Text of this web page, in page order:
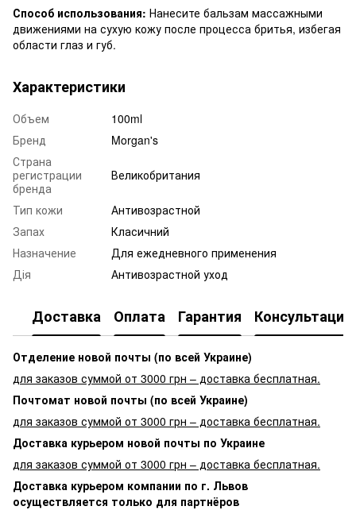
Способ использования: Нанесите бальзам массажными
движениями на сухую кожу после процесса бритья, избегая
области глаз и губ.
Характеристики
Объем
100ml
Бренд
Morgan's
Страна
регистрации
бренда
Великобритания
Тип кожи
Антивозрастной
Запах
Класичний
Назначение
Для ежедневного применения
Дія
Антивозрастной уход
Доставка Оплата Гарантия Консультация
Отделение новой почты (по всей Украине)
для заказов суммой от 3000 грн – доставка бесплатная.
Почтомат новой почты (по всей Украине)
для заказов суммой от 3000 грн – доставка бесплатная.
Доставка курьером новой почты по Украине
для заказов суммой от 3000 грн – доставка бесплатная.
Доставка курьером компании по г. Львов
осуществляется только для партнёров